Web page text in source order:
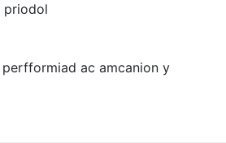
priodol
ac amcanion y